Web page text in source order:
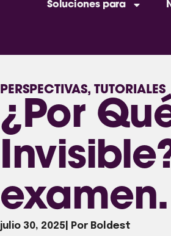
Soluciones para
PERSPECTIVAS, TUTORIALES
¿Por
examen.
julio 30, 2025 | Por Boldest